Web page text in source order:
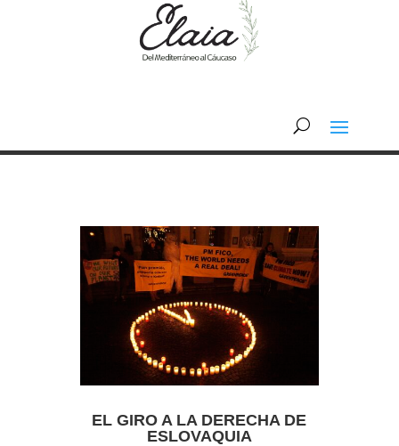
EL GIRO A LA DERECHA DE
ESLOVAQUIA